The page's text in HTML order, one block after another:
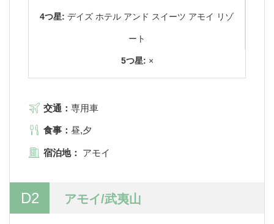
4つ星: デイズ ホテル アンド スイーツ アモイ リゾ
ート
5つ星: ×
交通： 専用車
食事： 昼,夕
宿泊地： アモイ
D2 アモイ/武夷山